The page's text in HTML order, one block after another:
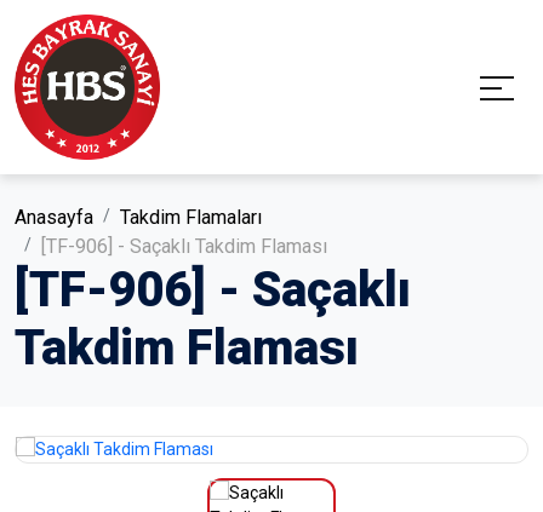
Anasayfa
Takdim Flamaları
[TF-906] - Saçaklı Takdim Flaması
[TF-906] - Saçaklı
Takdim Flaması